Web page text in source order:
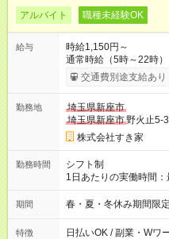
アルバイト 職種未経験OK
給与
時給1,150円～
通常時給（5時～22時
1563円 高校生時給：1150円 【特別手当】早朝手当
00）時給+150円 【試用期間】試用期間あり 試用期間の長さ：1
30日（※条件変更なし
ただきます。 研修制度
交通費別途支給あり
勤務地
埼玉県新座市
埼玉県新座市野火止5-
株式会社すき家
勤務時間
シフト制
1日あたりの実働時間
2h～OK ＜シフト例＞
後帯 14:00-18:00 〇夜
ます♪
期間 春・夏・冬休み期間限定
特徴 日払いOK / 副業・Wワ